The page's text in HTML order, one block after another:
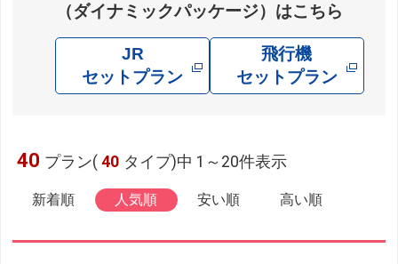
（ダイナミックパッケージ）はこちら
JR
セットプラン
飛行機
セットプラン
40 プラン( 40 タイプ)中 1～20件表示
新着順 人気順 安い順 高い順